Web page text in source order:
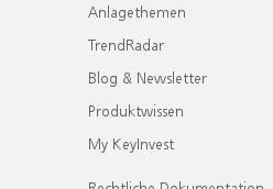
Anlagethemen
TrendRadar
Blog & Newsletter
Produktwissen
My KeyInvest